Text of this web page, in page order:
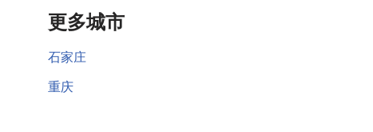
更多城市
石家庄
重庆